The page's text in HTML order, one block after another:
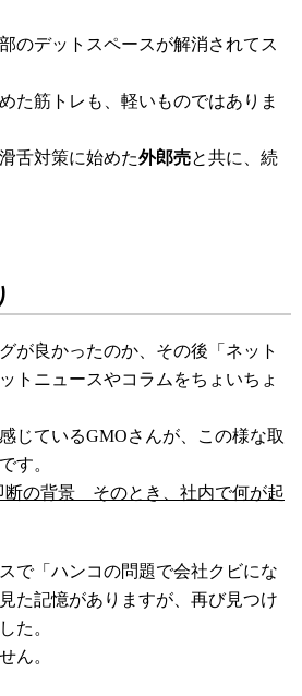
のデットスペースが解消されてス
た筋トレも、軽いものではありま
舌対策に始めた外郎売と共に、続
が良かったのか、その後「ネット
トニュースやコラムをちょいちょ
じているGMOさんが、この様な取
す。
断の背景 そのとき、社内で何が起
で「ハンコの問題で会社クビにな
た記憶がありますが、再び見つけ
た。
ん。